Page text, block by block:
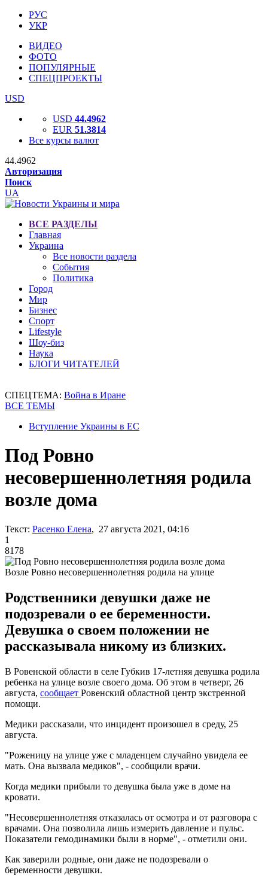
РУС
УКР
ВИДЕО
ФОТО
ПОПУЛЯРНЫЕ
СПЕЦПРОЕКТЫ
USD
USD 44.4962
EUR 51.3814
Все курсы валют
44.4962
Авторизация
Поиск
UA
ВСЕ РАЗДЕЛЫ
Главная
Украина
Все новости раздела
События
Политика
Город
Мир
Бизнес
Спорт
Lifestyle
Шоу-биз
Наука
БЛОГИ ЧИТАТЕЛЕЙ
СПЕЦТЕМА: Война в Иране
ВСЕ ТЕМЫ
Вступление Украины в ЕС
Под Ровно
несовершеннолетняя родила
возле дома
Текст: Расенко Елена, 27 августа 2021, 04:16
1
8178
Возле Ровно несовершеннолетняя родила на улице
Родственники девушки даже не
подозревали о ее беременности.
Девушка о своем положении не
рассказывала никому из близких.
В Ровенской области в селе Губкив 17-летняя девушка родила
ребенка на улице возле своего дома. Об этом в четверг, 26
августа, сообщает Ровенский областной центр экстренной
помощи.
Медики рассказали, что инцидент произошел в среду, 25
августа.
"Роженицу на улице уже с младенцем случайно увидела ее
мать. Она вызвала медиков", - сообщили врачи.
Когда медики прибыли то девушка была уже в доме на
кровати.
"Несовершеннолетняя отказалась от осмотра и от разговора с
врачами. Она позволила лишь измерить давление и пульс.
Показатели гемодинамики были в норме", - отметили они.
Как заверили родные, они даже не подозревали о
беременности девушки.